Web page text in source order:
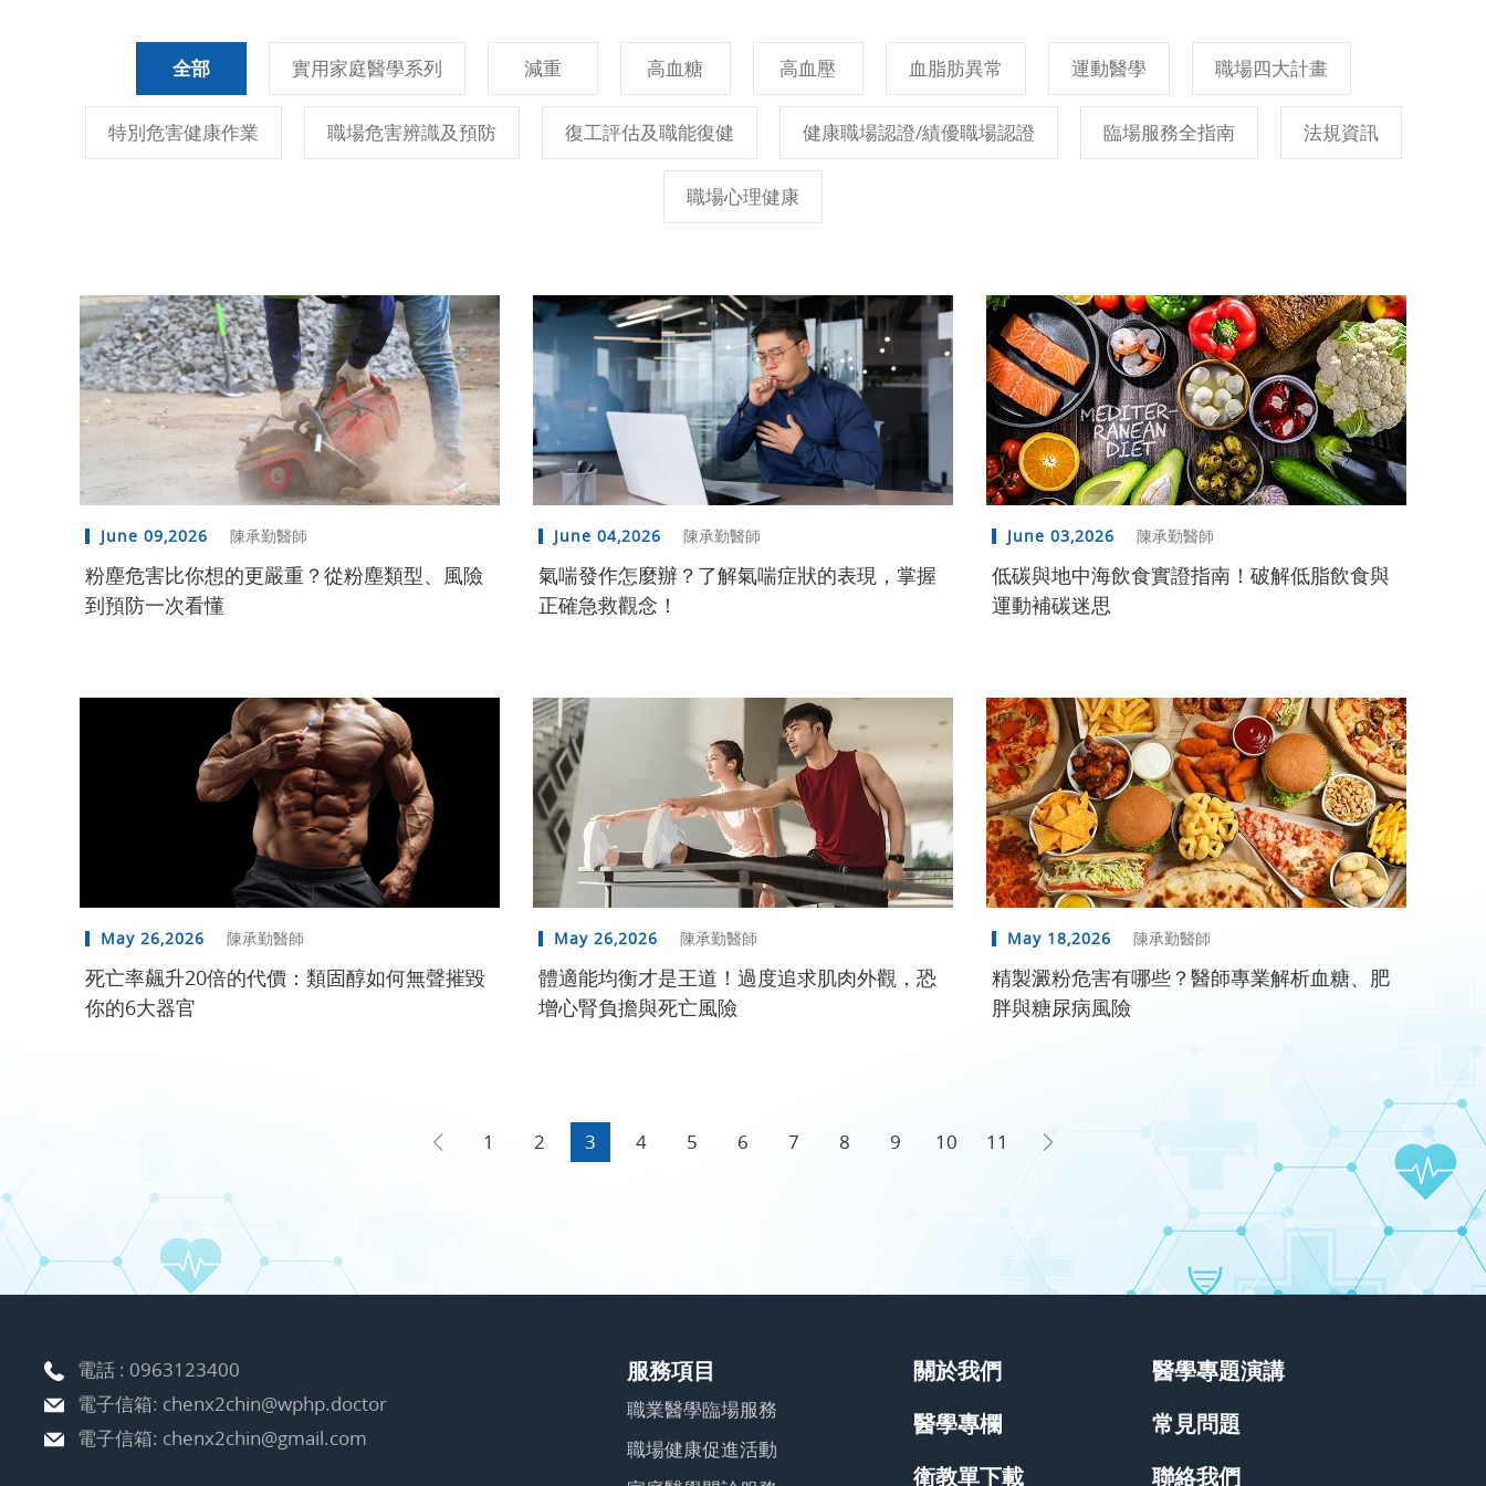
全部 實用家庭醫學系列 減重 高血糖 高血壓 血脂肪異常 運動醫學 職場四大計畫
特別危害健康作業 職場危害辨識及預防 復工評估及職能復健 健康職場認證/績優職場認證 臨場服務全指南 法規資訊
職場心理健康
June 09,2026 陳承勤醫師
粉塵危害比你想的更嚴重？從粉塵類型、風險
到預防一次看懂
June 04,2026 陳承勤醫師
氣喘發作怎麼辦？了解氣喘症狀的表現，掌握
正確急救觀念！
June 03,2026 陳承勤醫師
低碳與地中海飲食實證指南！破解低脂飲食與
運動補碳迷思
May 26,2026 陳承勤醫師
死亡率飆升20倍的代價：類固醇如何無聲摧毀
你的6大器官
May 26,2026 陳承勤醫師
體適能均衡才是王道！過度追求肌肉外觀，恐
增心腎負擔與死亡風險
May 18,2026 陳承勤醫師
精製澱粉危害有哪些？醫師專業解析血糖、肥
胖與糖尿病風險
1 2 3 4 5 6 7 8 9 10 11
服務項目
職業醫學臨場服務
職場健康促進活動
關於我們
醫學專題演講
醫學專欄
常見問題
衛教單下載
聯絡我們
電話 : 0963123400
電子信箱: chenx2chin@wphp.doctor
電子信箱: chenx2chin@gmail.com